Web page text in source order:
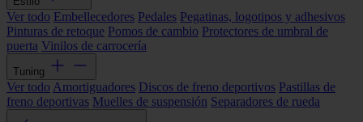
Ver todo Embellecedores Pedales Pegatinas, logotipos y adhesivos
Pinturas de retoque Pomos de cambio Protectores de umbral de
puerta Vinilos de carrocería
Tuning
Ver todo Amortiguadores Discos de freno deportivos Pastillas de
freno deportivas Muelles de suspensión Separadores de rueda